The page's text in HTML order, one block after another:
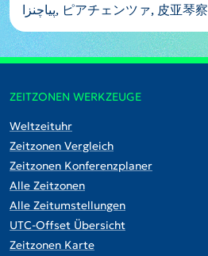
پیاچنزا, ピアチェンツァ, 皮亚琴察
ZEITZONEN WERKZEUGE
Weltzeituhr
Zeitzonen Vergleich
Zeitzonen Konferenzplaner
Alle Zeitzonen
Alle Zeitumstellungen
UTC-Offset Übersicht
Zeitzonen Karte